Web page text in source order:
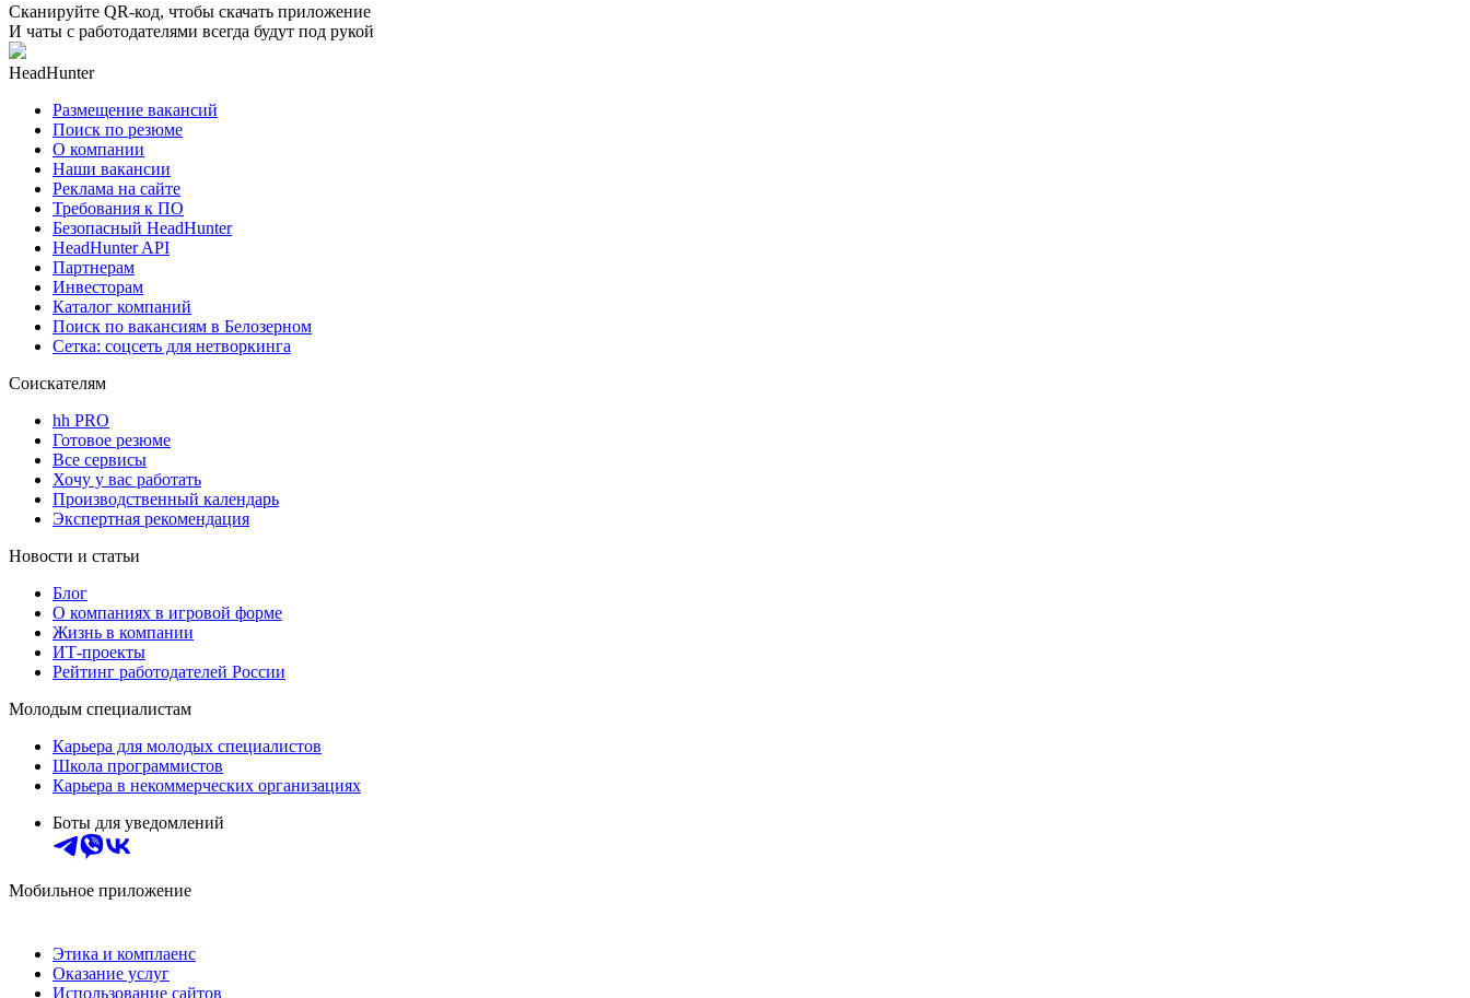
Сканируйте QR-код, чтобы скачать приложение
И чаты с работодателями всегда будут под рукой
HeadHunter
Размещение вакансий
Поиск по резюме
О компании
Наши вакансии
Реклама на сайте
Требования к ПО
Безопасный HeadHunter
HeadHunter API
Партнерам
Инвесторам
Каталог компаний
Поиск по вакансиям в Белозерном
Сетка: соцсеть для нетворкинга
Соискателям
hh PRO
Готовое резюме
Все сервисы
Хочу у вас работать
Производственный календарь
Экспертная рекомендация
Новости и статьи
Блог
О компаниях в игровой форме
Жизнь в компании
ИТ-проекты
Рейтинг работодателей России
Молодым специалистам
Карьера для молодых специалистов
Школа программистов
Карьера в некоммерческих организациях
Боты для уведомлений
Мобильное приложение
Этика и комплаенс
Оказание услуг
Использование сайтов